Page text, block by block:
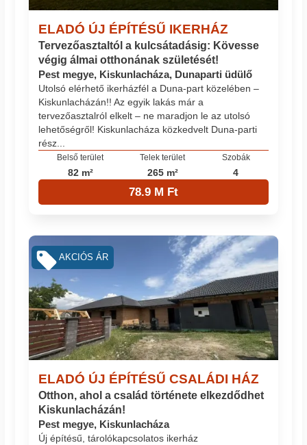
ELADÓ ÚJ ÉPÍTÉSŰ IKERHÁZ
Tervezőasztaltól a kulcsátadásig: Kövesse
végig álmai otthonának születését!
Pest megye, Kiskunlacháza, Dunaparti üdülő
Utolsó elérhető ikerházfél a Duna-part közelében –
Kiskunlacházán!! Az egyik lakás már a
tervezőasztalról elkelt – ne maradjon le az utolsó
lehetőségről! Kiskunlacháza közkedvelt Duna-parti
rész...
Belső terület
82 m²
Telek terület
265 m²
Szobák
4
78.9 M Ft
ELADÓ ÚJ ÉPÍTÉSŰ CSALÁDI HÁZ
Otthon, ahol a család története elkezdődhet
Kiskunlacházán!
Pest megye, Kiskunlacháza
Új építésű, tárolókapcsolatos ikerház
AKCIÓS ÁR